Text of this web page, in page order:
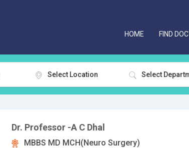
HOME FIND
Select Location Select
Dr. Professor -A C Dhal
MBBS MD MCH(Neuro Surgery)